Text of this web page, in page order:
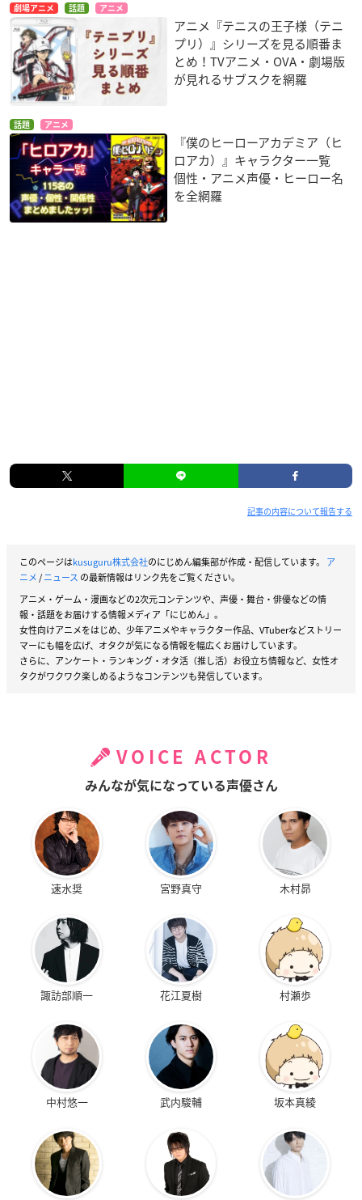
劇場アニメ 話題 アニメ
アニメ『テニスの王子様（テニ
プリ）』シリーズを見る順番ま
とめ！TVアニメ・OVA・劇場版
が見れるサブスクを網羅
話題 アニメ
『僕のヒーローアカデミア（ヒ
ロアカ）』キャラクター一覧
個性・アニメ声優・ヒーロー名
を全網羅
記事の内容について報告する
このページはkusuguru株式会社のにじめん編集部が作成・配信しています。 ア
ニメ/ニュース の最新情報はリンク先をご覧ください。
アニメ・ゲーム・漫画などの2次元コンテンツや、声優・舞台・俳優などの情
報・話題をお届けする情報メディア「にじめん」。
女性向けアニメをはじめ、少年アニメやキャラクター作品、VTuberなどストリー
マーにも幅を広げ、オタクが気になる情報を幅広くお届けしています。
さらに、アンケート・ランキング・オタ活（推し活）お役立ち情報など、女性オ
タクがワクワク楽しめるようなコンテンツも発信しています。
VOICE ACTOR
みんなが気になっている声優さん
速水奨 宮野真守 木村昴
諏訪部順一 花江夏樹 村瀬歩
中村悠一 武内駿輔 坂本真綾